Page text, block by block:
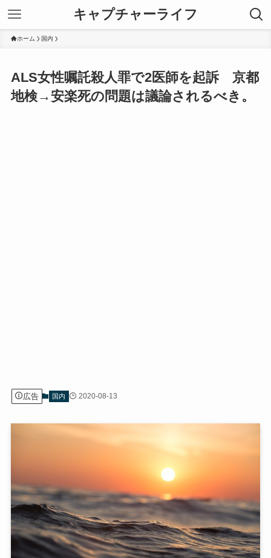
キャプチャーライフ
ホーム 国内
ALS女性嘱託殺人罪で2医師を起訴 京都
地検→安楽死の問題は議論されるべき。
広告 国内 2020-08-13